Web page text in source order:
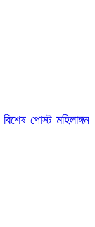
বিশেষ পোস্ট মহিলাঙ্গন